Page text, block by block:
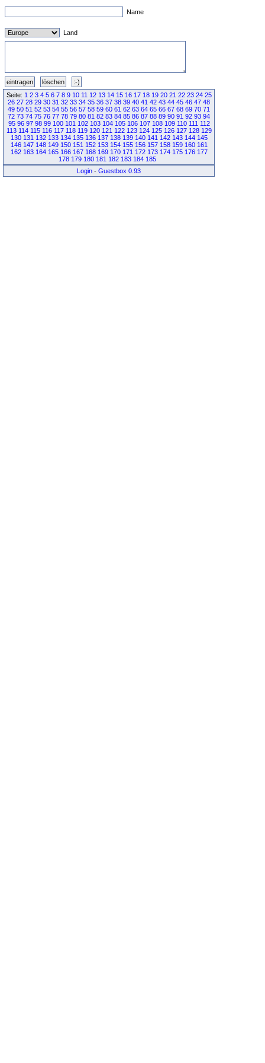
Name
Land
Seite: 1 2 3 4 5 6 7 8 9 10 11 12 13 14 15 16 17 18 19 20 21 22 23 24 25
26 27 28 29 30 31 32 33 34 35 36 37 38 39 40 41 42 43 44 45 46 47 48
49 50 51 52 53 54 55 56 57 58 59 60 61 62 63 64 65 66 67 68 69 70 71
72 73 74 75 76 77 78 79 80 81 82 83 84 85 86 87 88 89 90 91 92 93 94
95 96 97 98 99 100 101 102 103 104 105 106 107 108 109 110 111 112
113 114 115 116 117 118 119 120 121 122 123 124 125 126 127 128 129
130 131 132 133 134 135 136 137 138 139 140 141 142 143 144 145
146 147 148 149 150 151 152 153 154 155 156 157 158 159 160 161
162 163 164 165 166 167 168 169 170 171 172 173 174 175 176 177
178 179 180 181 182 183 184 185
Login - Guestbox 0.93